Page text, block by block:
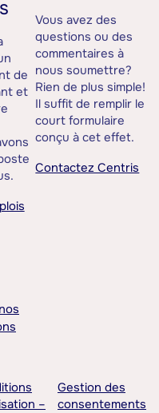
de
et
Vous avez des
questions ou des
commentaires à
nous soumettre?
Rien de plus simple!
Il suffit de remplir le
court formulaire
conçu à cet effet.
Contactez Centris
–
Gestion des
consentements